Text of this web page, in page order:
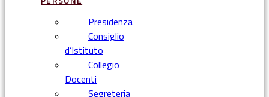
Presidenza
Consiglio
d’Istituto
Collegio
Docenti
Segreteria